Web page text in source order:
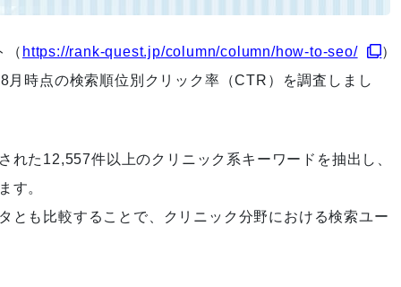
作戦変更が奏功！その裏にあっ
組織のトップとして「Rank-Qu
（ https://rank-quest.jp/column/column/how-to-seo/
）
時点の検索順位別クリック率（CTR）を調査しまし
れた12,557件以上のクリニック系キーワードを抽出し、
す。
とも比較することで、クリニック分野における検索ユー